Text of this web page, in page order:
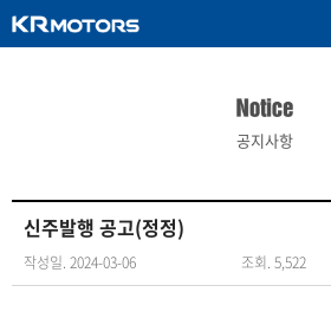
공지사항
신주발행 공고(정정)
작성일. 2024-03-06 조회. 5,522